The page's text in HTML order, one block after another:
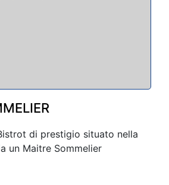
di prestigio situato nella
un Maitre Sommelier